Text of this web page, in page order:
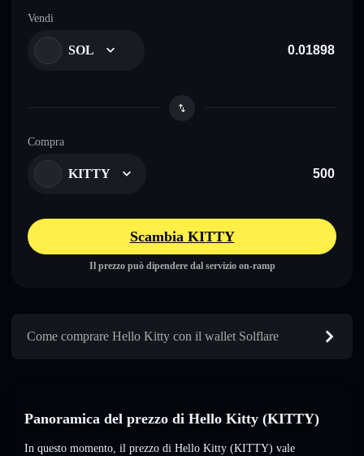
Vendi
SOL
Compra
KITTY
Scambia KITTY
Il prezzo può dipendere dal servizio on-ramp
Come comprare Hello Kitty con il wallet Solflare
Panoramica del prezzo di Hello Kitty (KITTY)
In questo momento, il prezzo di Hello Kitty (KITTY) vale